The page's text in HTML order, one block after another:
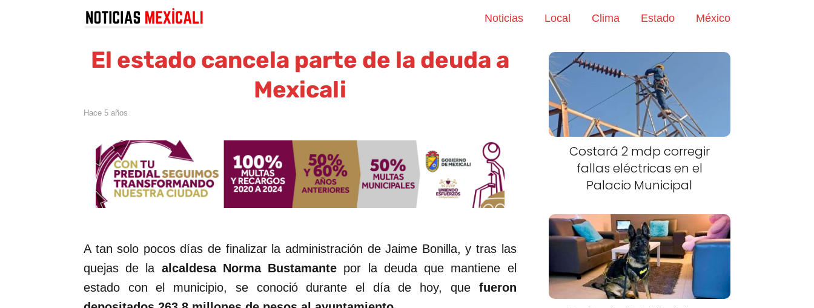
Noticias Local Clima Estado México
El estado cancela parte de la deuda a
Mexicali
hace 5 años
A tan solo pocos días de finalizar la administración de Jaime Bonilla, y tras las
quejas de la alcaldesa Norma Bustamante por la deuda que mantiene el
estado con el municipio, se conoció durante el día de hoy, que fueron
Costará 2 mdp corregir
fallas eléctricas en el
Palacio Municipal